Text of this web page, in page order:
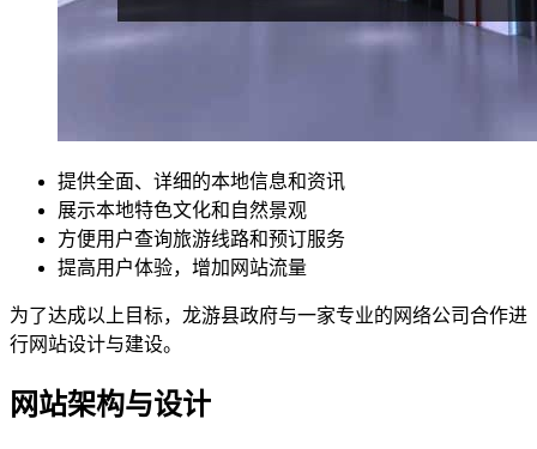
提供全面、详细的本地信息和资讯
展示本地特色文化和自然景观
方便用户查询旅游线路和预订服务
提高用户体验，增加网站流量
为了达成以上目标，龙游县政府与一家专业的网络公司合作进
行网站设计与建设。
网站架构与设计